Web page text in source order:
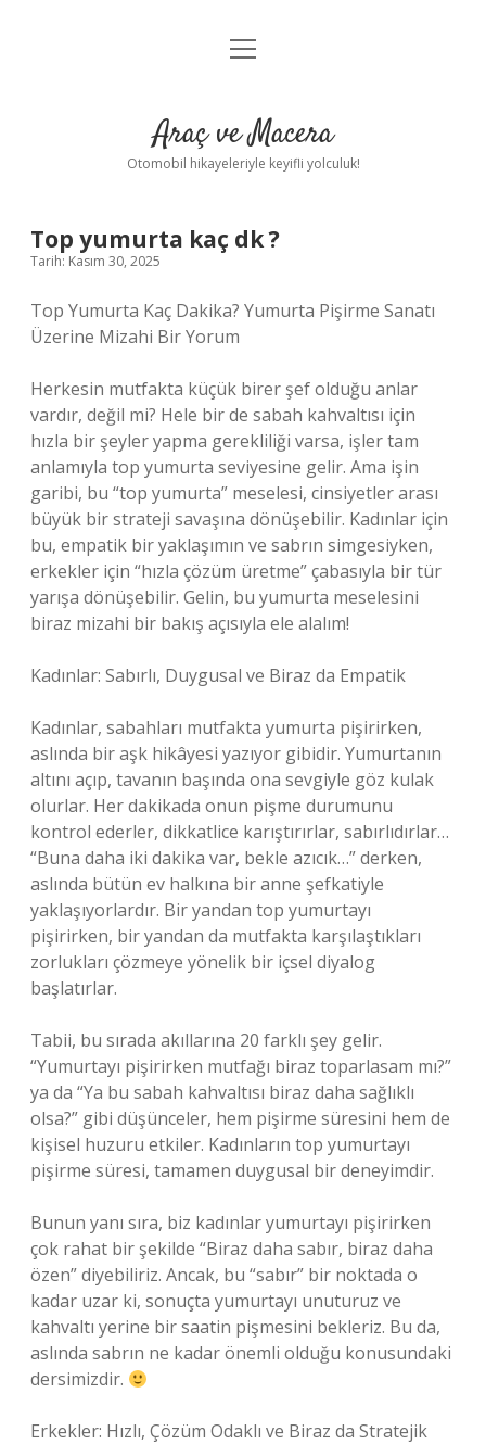
Anasayfa
Yasal Uyarı
menüyü
Araç ve Macera
Otomobil hikayeleriyle keyifli yolculuk!
Top yumurta kaç dk ?
Tarih: Kasım 30, 2025
Top Yumurta Kaç Dakika? Yumurta Pişirme Sanatı
Üzerine Mizahi Bir Yorum
Herkesin mutfakta küçük birer şef olduğu anlar
vardır, değil mi? Hele bir de sabah kahvaltısı için
hızla bir şeyler yapma gerekliliği varsa, işler tam
anlamıyla top yumurta seviyesine gelir. Ama işin
garibi, bu “top yumurta” meselesi, cinsiyetler arası
büyük bir strateji savaşına dönüşebilir. Kadınlar için
bu, empatik bir yaklaşımın ve sabrın simgesiyken,
erkekler için “hızla çözüm üretme” çabasıyla bir tür
yarışa dönüşebilir. Gelin, bu yumurta meselesini
biraz mizahi bir bakış açısıyla ele alalım!
Kadınlar: Sabırlı, Duygusal ve Biraz da Empatik
Kadınlar, sabahları mutfakta yumurta pişirirken,
aslında bir aşk hikâyesi yazıyor gibidir. Yumurtanın
altını açıp, tavanın başında ona sevgiyle göz kulak
olurlar. Her dakikada onun pişme durumunu
kontrol ederler, dikkatlice karıştırırlar, sabırlıdırlar…
“Buna daha iki dakika var, bekle azıcık…” derken,
aslında bütün ev halkına bir anne şefkatiyle
yaklaşıyorlardır. Bir yandan top yumurtayı
pişirirken, bir yandan da mutfakta karşılaştıkları
zorlukları çözmeye yönelik bir içsel diyalog
başlatırlar.
Tabii, bu sırada akıllarına 20 farklı şey gelir.
“Yumurtayı pişirirken mutfağı biraz toparlasam mı?”
ya da “Ya bu sabah kahvaltısı biraz daha sağlıklı
olsa?” gibi düşünceler, hem pişirme süresini hem de
kişisel huzuru etkiler. Kadınların top yumurtayı
pişirme süresi, tamamen duygusal bir deneyimdir.
Bunun yanı sıra, biz kadınlar yumurtayı pişirirken
çok rahat bir şekilde “Biraz daha sabır, biraz daha
özen” diyebiliriz. Ancak, bu “sabır” bir noktada o
kadar uzar ki, sonuçta yumurtayı unuturuz ve
kahvaltı yerine bir saatin pişmesini bekleriz. Bu da,
aslında sabrın ne kadar önemli olduğu konusundaki
dersimizdir.
Erkekler: Hızlı, Çözüm Odaklı ve Biraz da Stratejik